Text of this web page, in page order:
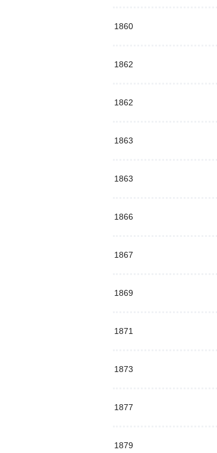
1860
1862
1862
1863
1863
1866
1867
1869
1871
1873
1877
1879